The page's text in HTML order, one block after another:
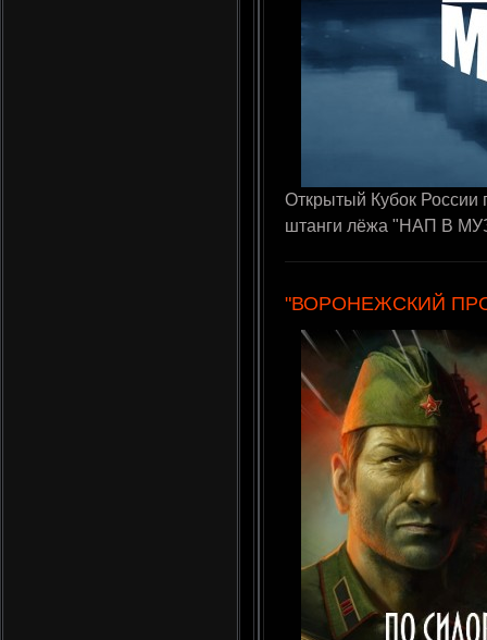
Открытый Кубок России
штанги лёжа "НАП В
"ВОРОНЕЖСКИЙ